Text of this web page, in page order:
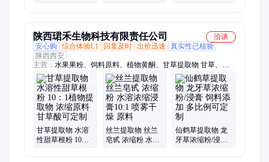
邮
陕西珺禾生物科技有限责任公司
洽谈
安心购
综合体验L1 回复及时 出价迅速
真实性已核验
陕西西安
主营： 水果果粉、饲料原料、植物黄酮、甘草提取物 甘草、植
物多糖、植物生物碱、化妆品原料、植物皂甙、水提提取物、植
物提取物定制、植物浓缩汁、植物浸膏粉、党参提取物/党参
粉、黄精提取物/黄精粉、桑葚粉/桑葚果粉、绞股蓝提取物/绞股
蓝、刺蒺藜提取物、丝兰提取物、杨树花提取物、金银花提取
物、杜仲提取物、蓝莓粉 蓝莓、植物提取物、迷迭香提取物
甘草提取物 水溶
性甜草根粉 10：1
丝兰提取物 丝兰
皂甙 浓缩粉 水溶
仙鹤草提取物 龙
牙草浓缩粉/浸膏